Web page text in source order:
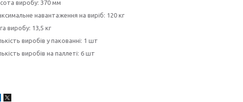
виробу: 370 мм
навантаження на виріб: 120 кг
виробу: 13,5 кг
виробів у пакованні: 1 шт
виробів на паллеті: 6 шт